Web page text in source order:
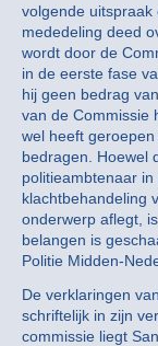
volgende uitspraak
mededeling deed
wordt door de
in de eerste fase
hij geen bedrag
van de Commissie
wel heeft
bedragen. Hoewel
politieambtenaar
klachtbehandeling
onderwerp aflegt,
belangen is
Politie Midden-
De verklaringen
schriftelijk in zijn
commissie liegt